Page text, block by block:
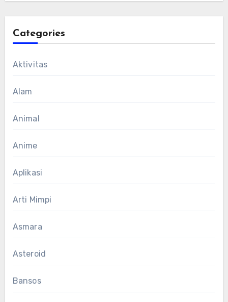
Categories
Aktivitas
Alam
Animal
Anime
Aplikasi
Arti Mimpi
Asmara
Asteroid
Bansos